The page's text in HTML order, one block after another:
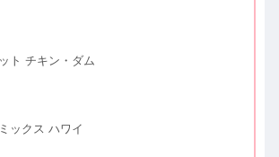
ト チキン・ダム
ックス ハワイ